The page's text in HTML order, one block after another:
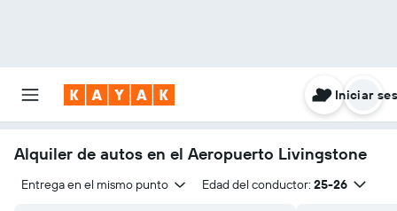
Iniciar
Alquiler de autos en el Aeropuerto Livingstone
Entrega en el mismo punto Edad del conductor: 25-26